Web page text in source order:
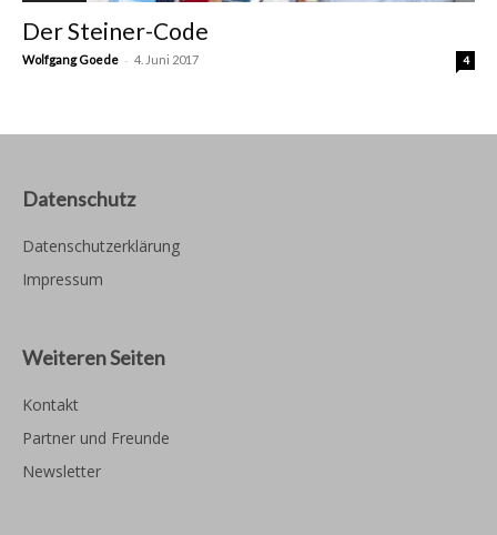
Der Steiner-Code
Wolfgang Goede - 4. Juni 2017 4
Datenschutz
Datenschutzerklärung
Impressum
Weiteren Seiten
Kontakt
Partner und Freunde
Newsletter